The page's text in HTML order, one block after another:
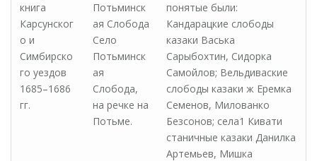
книга
Карсунског
о и
Симбирско
го уездов
1685–1686
гг.
Потьминск
ая Слобода
Село
Потьминск
ая
Слобода,
на речке на
Потьме.
понятые были:
Кандарацкие слободы
казаки Васька
Сарыбохтин, Сидорка
Самойлов; Вельдиваские
слободы казаки ж Еремка
Семенов, Милованко
Безсонов; села1 Кивати
станичные казаки Данилка
Артемьев, Мишка